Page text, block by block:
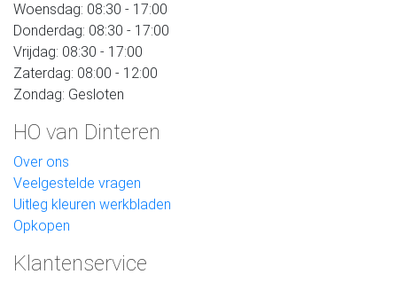
Woensdag: 08:30 - 17:00
Donderdag: 08:30 - 17:00
Vrijdag: 08:30 - 17:00
Zaterdag: 08:00 - 12:00
Zondag: Gesloten
HO van Dinteren
Over ons
Veelgestelde vragen
Uitleg kleuren werkbladen
Opkopen
Klantenservice